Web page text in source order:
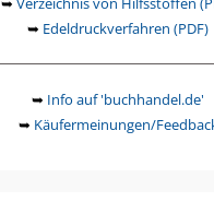
➥ Edeldruckverfahren (PDF)
➥ Info auf 'buchhandel.de'
➥ Käufermeinungen/